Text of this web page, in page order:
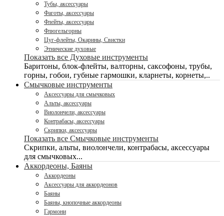
Тубы, аксессуары
Фаготы, аксессуары
Флейты, аксессуары
Флюгельгорны
Цуг-флейты, Окарины, Свистки
Этнические духовые
Показать все Духовые инструменты
Баритоны, блок-флейты, валторны, саксофоны, трубы,
горны, гобои, губные гармошки, кларнеты, корнеты,..
Смычковые инструменты
Аксессуары для смычковых
Альты, аксессуары
Виолончели, аксессуары
Контрабасы, аксессуары
Скрипки, аксессуары
Показать все Смычковые инструменты
Скрипки, альты, виолончели, контрабасы, аксессуары
для смычковых...
Аккордеоны, Баяны
Аккордеоны
Аксессуары для аккордеонов
Баяны
Баяны, кнопочные аккордеоны
Гармони